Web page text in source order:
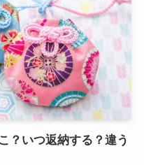
？いつ返納する？違う